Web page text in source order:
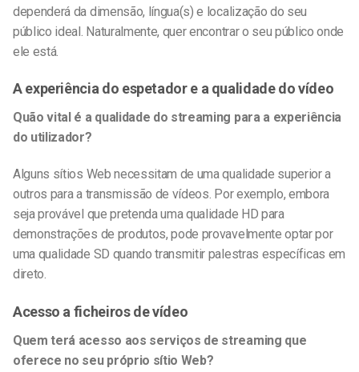
dependerá da dimensão, língua(s) e localização do seu
público ideal. Naturalmente, quer encontrar o seu público onde
ele está.
A experiência do espetador e a qualidade do vídeo
Quão vital é a qualidade do streaming para a experiência
do utilizador?
Alguns sítios Web necessitam de uma qualidade superior a
outros para a transmissão de vídeos. Por exemplo, embora
seja provável que pretenda uma qualidade HD para
demonstrações de produtos, pode provavelmente optar por
uma qualidade SD quando transmitir palestras específicas em
direto.
Acesso a ficheiros de vídeo
Quem terá acesso aos serviços de streaming que
oferece no seu próprio sítio Web?